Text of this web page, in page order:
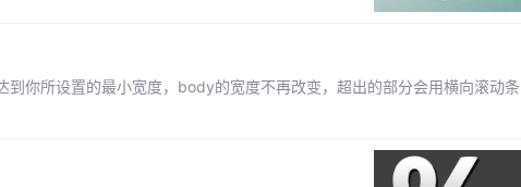
你所设置的最小宽度，body的宽度不再改变，超出的部分会用横向滚动条